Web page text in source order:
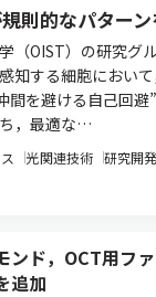
則的なパター
（OIST）の研究グ
知する細胞におい
間を避ける自己回避
，最適な…
光関連技術 研究開発
ンド，OCT用フ
追加